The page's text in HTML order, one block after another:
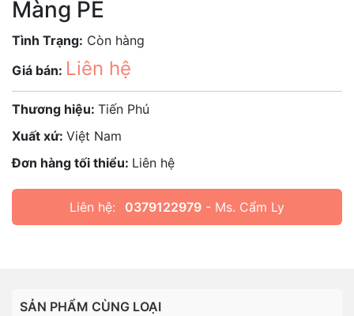
Màng PE
Tình Trạng: Còn hàng
Giá bán: Liên hệ
Thương hiệu: Tiến Phú
Xuất xứ: Việt Nam
Đơn hàng tối thiểu: Liên hệ
Liên hệ: 0379122979 - Ms. Cẩm Ly
SẢN PHẨM CÙNG LOẠI